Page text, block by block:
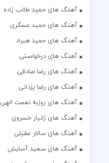
آهنگ های حمید طالب زاده
آهنگ های حمید عسگری
آهنگ های حمید هیراد
آهنگ های درخواستی
آهنگ های رضا صادقی
آهنگ های رضا یزدانی
آهنگ های روزبه نعمت الهی
آهنگ های زانیار خسروی
آهنگ های سالار عقیلی
آهنگ های سعید آسایش